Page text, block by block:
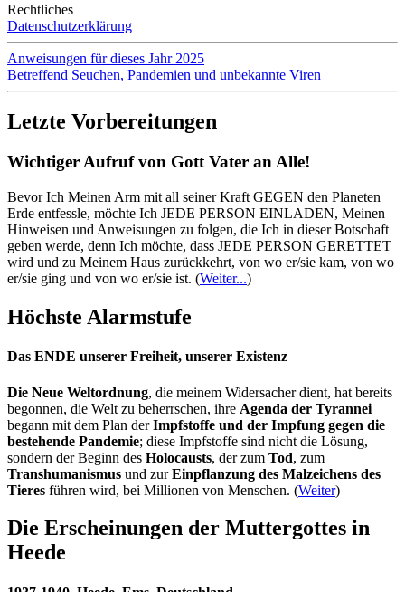
Rechtliches
Datenschutzerklärung
Anweisungen für dieses Jahr 2025
Betreffend Seuchen, Pandemien und unbekannte Viren
Letzte Vorbereitungen
Wichtiger Aufruf von Gott Vater an Alle!
Bevor Ich Meinen Arm mit all seiner Kraft GEGEN den Planeten
Erde entfessle, möchte Ich JEDE PERSON EINLADEN, Meinen
Hinweisen und Anweisungen zu folgen, die Ich in dieser Botschaft
geben werde, denn Ich möchte, dass JEDE PERSON GERETTET
wird und zu Meinem Haus zurückkehrt, von wo er/sie kam, von wo
er/sie ging und von wo er/sie ist. (Weiter...)
Höchste Alarmstufe
Das ENDE unserer Freiheit, unserer Existenz
Die Neue Weltordnung, die meinem Widersacher dient, hat bereits
begonnen, die Welt zu beherrschen, ihre Agenda der Tyrannei
begann mit dem Plan derImpfstoffe und der Impfung gegen die
bestehende Pandemie; diese Impfstoffe sind nicht die Lösung,
sondern der Beginn des Holocausts, der zum Tod, zum
Transhumanismus und zurEinpflanzung des Malzeichens des
Tieres führen wird, bei Millionen von Menschen. (Weiter)
Die Erscheinungen der Muttergottes in
Heede